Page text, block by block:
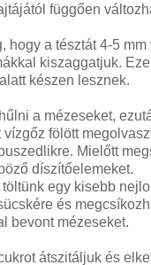
függően
hogy a tésztát 4-5
kiszaggatjuk.
készen lesznek.
a mézeseket,
vízgőz fölött
Mielőtt
díszítőelemeket.
egy kisebb
és
bevont mézeseket.
átszitáljuk és